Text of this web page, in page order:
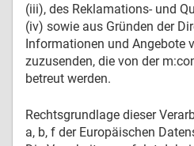
(iii), des Reklamations- und
(iv) sowie aus Gründen der
Informationen und Angebote
zuzusenden, die von der
betreut werden.
Rechtsgrundlage dieser
a, b, f der Europäischen